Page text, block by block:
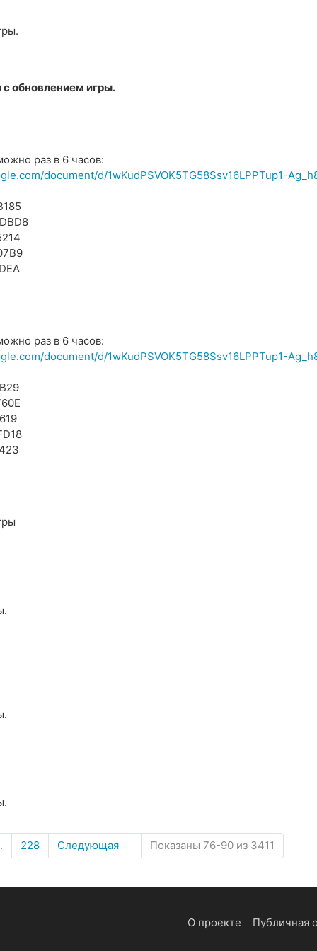
с обновлением игры.
раз в 6 часов:
document/d/1wKudPSVOK5TG58Ssv16LPPTup1-
раз в 6 часов:
document/d/1wKudPSVOK5TG58Ssv16LPPTup1-
228 Следующая Показаны 76-90 из 3411
О проекте Публичная